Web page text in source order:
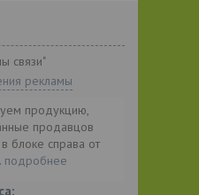
связи"
рекламы
продукцию,
продавцов
блоке справа от
подробнее